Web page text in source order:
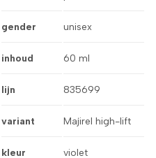
gender unisex
inhoud 60 ml
lijn 835699
variant Majirel high-lift
kleur violet